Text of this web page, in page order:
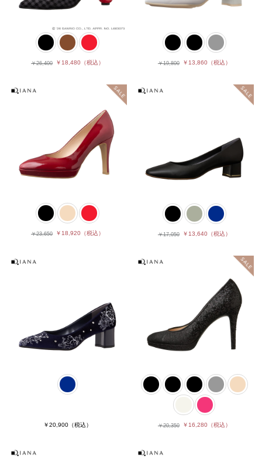
￥26,400 ￥18,480 （税込） ￥19,800 ￥13,860（税込）
￥23,650 ￥18,920 （税込） ￥17,050 ￥13,640（税込）
￥20,900 （税込） ￥20,350 ￥16,280（税込）